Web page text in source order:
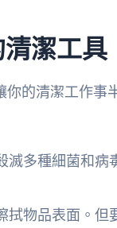
潔工具
的清潔工作事
滅多種細菌和病
物品表面。但